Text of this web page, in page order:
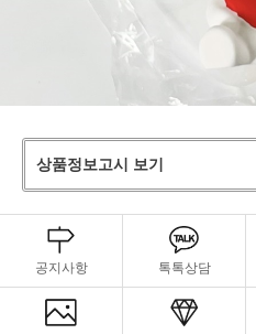
상품정보고시 보기
공지사항 톡톡상담